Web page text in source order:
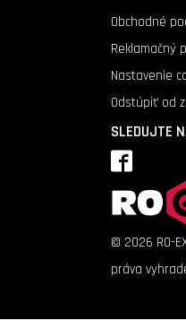
Obchodné
Reklamačný
Nastavenie
Odstúpiť od
SLEDUJTE
© 2026 RO-
práva